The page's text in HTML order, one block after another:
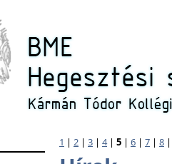
1 | 2 | 3 | 4| 5 | 6 | 7 | 8